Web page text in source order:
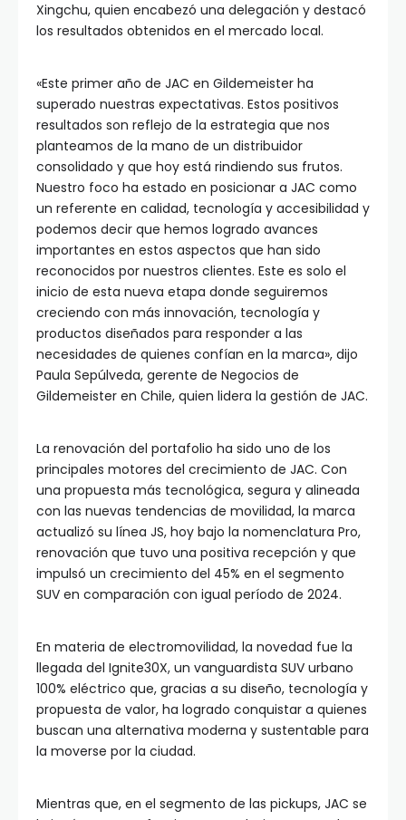
Xingchu, quien encabezó una delegación y destacó
los resultados obtenidos en el mercado local.
«Este primer año de JAC en Gildemeister ha
superado nuestras expectativas. Estos positivos
resultados son reflejo de la estrategia que nos
planteamos de la mano de un distribuidor
consolidado y que hoy está rindiendo sus frutos.
Nuestro foco ha estado en posicionar a JAC como
un referente en calidad, tecnología y accesibilidad y
podemos decir que hemos logrado avances
importantes en estos aspectos que han sido
reconocidos por nuestros clientes. Este es solo el
inicio de esta nueva etapa donde seguiremos
creciendo con más innovación, tecnología y
productos diseñados para responder a las
necesidades de quienes confían en la marca», dijo
Paula Sepúlveda, gerente de Negocios de
Gildemeister en Chile, quien lidera la gestión de JAC.
La renovación del portafolio ha sido uno de los
principales motores del crecimiento de JAC. Con
una propuesta más tecnológica, segura y alineada
con las nuevas tendencias de movilidad, la marca
actualizó su línea JS, hoy bajo la nomenclatura Pro,
renovación que tuvo una positiva recepción y que
impulsó un crecimiento del 45% en el segmento
SUV en comparación con igual período de 2024.
En materia de electromovilidad, la novedad fue la
llegada del Ignite30X, un vanguardista SUV urbano
100% eléctrico que, gracias a su diseño, tecnología y
propuesta de valor, ha logrado conquistar a quienes
buscan una alternativa moderna y sustentable para
la moverse por la ciudad.
Mientras que, en el segmento de las pickups, JAC se